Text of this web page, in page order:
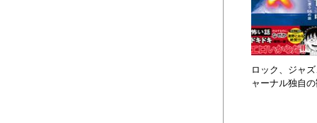
ロック、ジャ
ャーナル独自